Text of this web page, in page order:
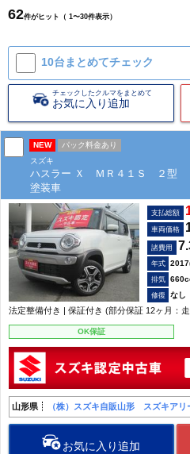
62件がヒット（ 1〜30件表示）
10台まとめてチェック
チェックしたクルマをまとめて
お気に入り追加
NEW
パック料金あり
スズキ
ハスラー Ｘ ＭＲ４１Ｓ ２型
塗装車
支払総額
車両価格
諸費用
なし
法定整備付き | 保証付き (部分保証 12ヶ月：
OK保証
山形県 （株）スズキ自販山形 スズキア
お気に入り追加